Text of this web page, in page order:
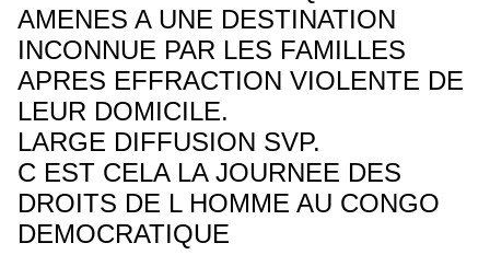
AMENES A UNE DESTINATION
INCONNUE PAR LES FAMILLES
APRES EFFRACTION VIOLENTE DE
LEUR DOMICILE.
LARGE DIFFUSION SVP.
C EST CELA LA JOURNEE DES
DROITS DE L HOMME AU CONGO
DEMOCRATIQUE